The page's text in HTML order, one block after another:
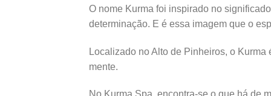
O nome Kurma foi inspirado no
determinação. E é essa imagem que o
Localizado no Alto de Pinheiros, o
mente.